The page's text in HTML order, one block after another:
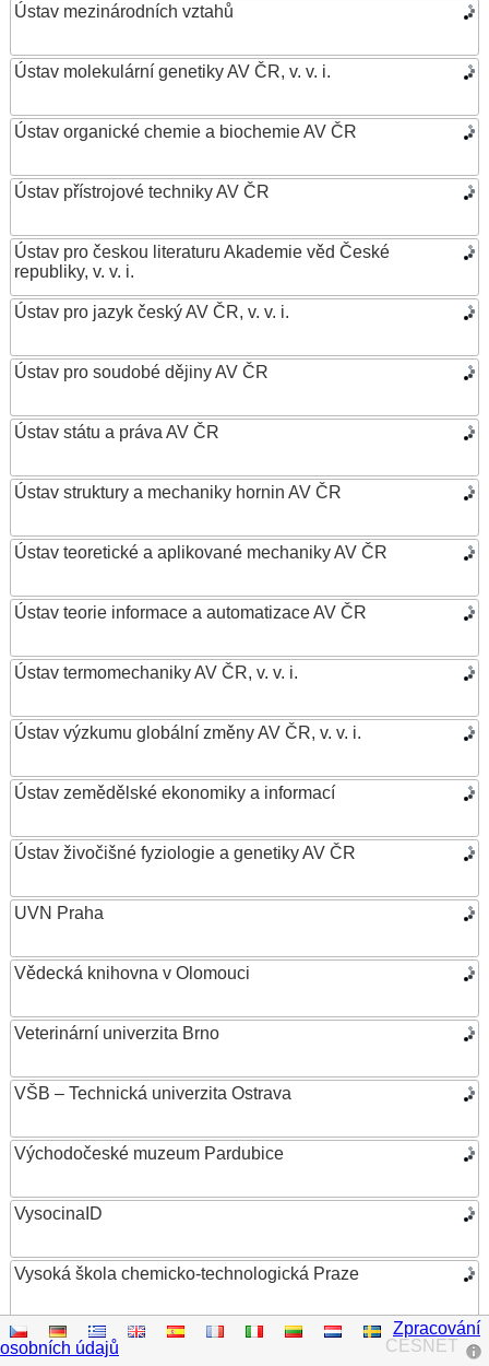
Ústav mezinárodních vztahů
Ústav molekulární genetiky AV ČR, v. v. i.
Ústav organické chemie a biochemie AV ČR
Ústav přístrojové techniky AV ČR
Ústav pro českou literaturu Akademie věd České
republiky, v. v. i.
Ústav pro jazyk český AV ČR, v. v. i.
Ústav pro soudobé dějiny AV ČR
Ústav státu a práva AV ČR
Ústav struktury a mechaniky hornin AV ČR
Ústav teoretické a aplikované mechaniky AV ČR
Ústav teorie informace a automatizace AV ČR
Ústav termomechaniky AV ČR, v. v. i.
Ústav výzkumu globální změny AV ČR, v. v. i.
Ústav zemědělské ekonomiky a informací
Ústav živočišné fyziologie a genetiky AV ČR
UVN Praha
Vědecká knihovna v Olomouci
Veterinární univerzita Brno
VŠB – Technická univerzita Ostrava
Východočeské muzeum Pardubice
VysocinaID
Vysoká škola chemicko-technologická Praze
Vysoká škola ekonomická v Praze
CESNET
Zpracování
osobních údajů